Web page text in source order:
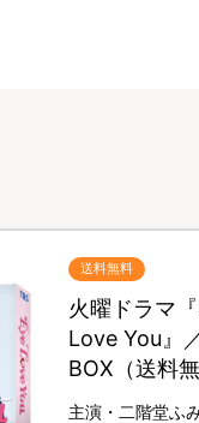
送料無料
火曜ドラマ
Love You』
BOX（送料
組）
主演・二階堂ふ